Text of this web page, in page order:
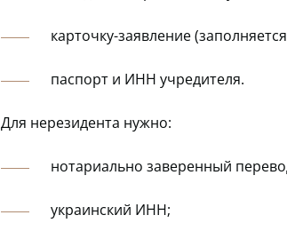
карточку-заявление
паспорт и ИНН учредителя.
Для нерезидента нужно:
нотариально заверенный
украинский ИНН;